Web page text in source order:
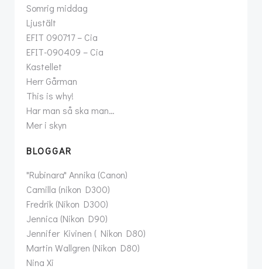
Somrig middag
Ljustält
EFIT 090717 – Cia
EFIT-090409 – Cia
Kastellet
Herr Gårman
This is why!
Har man så ska man…
Mer i skyn
BLOGGAR
"Rubinara" Annika (Canon)
Camilla (nikon D300)
Fredrik (Nikon D300)
Jennica (Nikon D90)
Jennifer Kivinen ( Nikon D80)
Martin Wallgren (Nikon D80)
Nina Xi